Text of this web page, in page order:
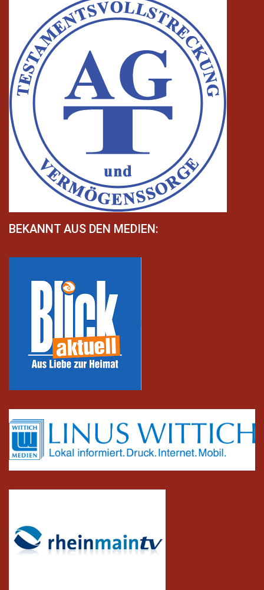
BEKANNT AUS DEN MEDIEN: